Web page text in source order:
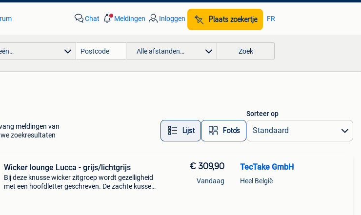
Chat Meldingen Inloggen Plaats zoekertje FR
Alle afstanden… Zoek
meldingen van
zoekresultaten
Lijst Foto’s
Sorteer op
Wicker lounge Lucca - grijs/lichtgrijs
Bij deze knusse wicker zitgroep wordt gezelligheid
met een hoofdletter geschreven. De zachte kussens
€ 309,90
Vandaag
TecTake GmbH
Heel België